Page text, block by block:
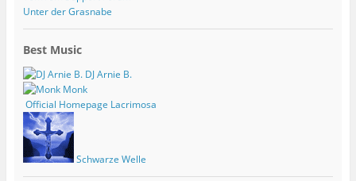
Unter der Grasnabe
Best Music
DJ Arnie B.
Monk
Official Homepage Lacrimosa
Schwarze Welle